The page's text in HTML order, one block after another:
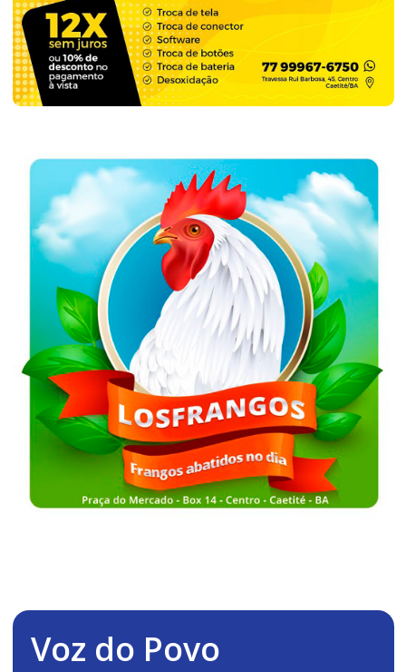
Voz do Povo